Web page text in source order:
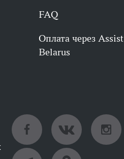
FAQ
Оплата через Assist
Belarus